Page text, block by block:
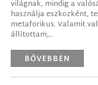
világnak, mindig a
használja eszközként,
metaforikus. Valamit
állítottam,...
BŐVEBBEN